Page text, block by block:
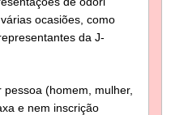
ocasiões, como
da J-
(homem, mulher,
e nem inscrição